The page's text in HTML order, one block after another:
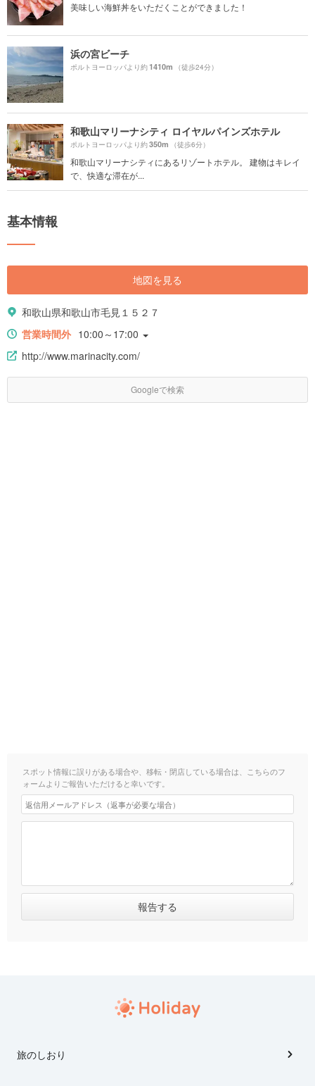
美味しい海鮮丼をいただくことができました！
浜の宮ビーチ
ポルトヨーロッパより約1410m （徒歩24分）
和歌山マリーナシティ ロイヤルパインズホテル
ポルトヨーロッパより約350m （徒歩6分）
和歌山マリーナシティにあるリゾートホテル。 建物はキレイ
で、快適な滞在が...
基本情報
地図を見る
和歌山県和歌山市毛見１５２７
営業時間外 10:00～17:00
http://www.marinacity.com/
Googleで検索
スポット情報に誤りがある場合や、移転・閉店している場合は、こちらのフ
ォームよりご報告いただけると幸いです。
旅のしおり